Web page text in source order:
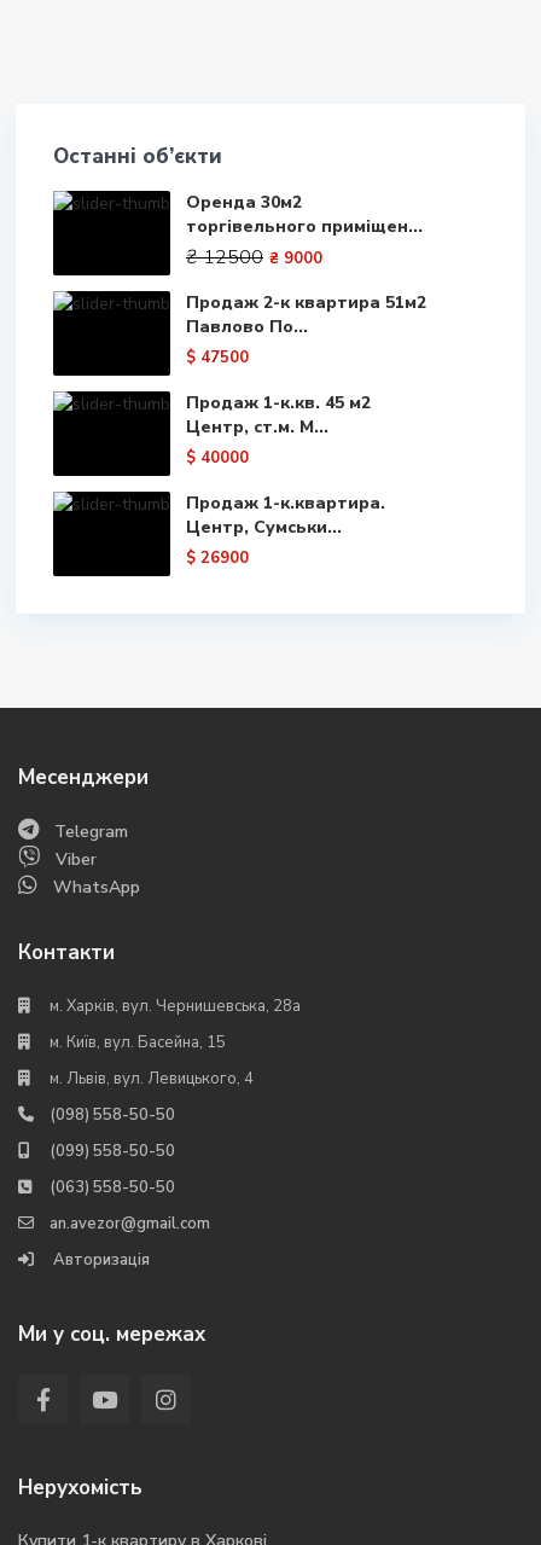
Останні об’єкти
Оренда 30м2
торгівельного приміщен...
₴ 12500 ₴ 9000
Продаж 2-к квартира 51м2
Павлово По...
$ 47500
Продаж 1-к.кв. 45 м2
Центр, ст.м. М...
$ 40000
Продаж 1-к.квартира.
Центр, Сумськи...
$ 26900
Месенджери
Telegram
Viber
WhatsApp
Контакти
м. Харків, вул. Чернишевська, 28а
м. Київ, вул. Басейна, 15
м. Львів, вул. Левицького, 4
(098) 558-50-50
(099) 558-50-50
(063) 558-50-50
an.avezor@gmail.com
Авторизація
Ми у соц. мережах
Нерухомість